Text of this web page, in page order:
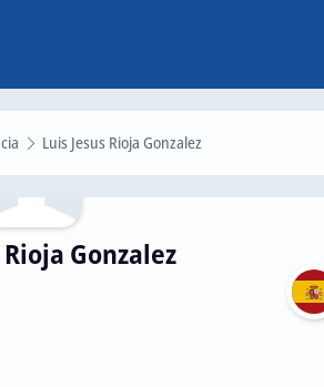
Luis Jesus Rioja Gonzalez
Rioja Gonzalez